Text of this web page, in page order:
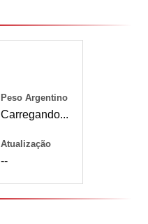
Peso Argentino
Carregando...
Atualização
--